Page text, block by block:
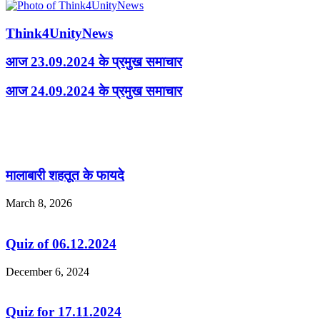
Think4UnityNews
आज 23.09.2024 के प्रमुख समाचार
आज 24.09.2024 के प्रमुख समाचार
मालाबारी शहतूत के फायदे
March 8, 2026
Quiz of 06.12.2024
December 6, 2024
Quiz for 17.11.2024